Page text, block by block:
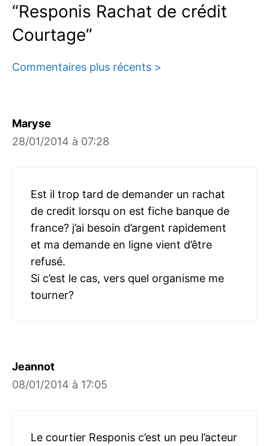
“Responis Rachat de crédit
Courtage”
Navigation
commentaires
Commentaires plus récents >
Maryse
28/01/2014 à 07:28
Est il trop tard de demander un rachat
de credit lorsqu on est fiche banque de
france? j’ai besoin d’argent rapidement
et ma demande en ligne vient d’être
refusé.
Si c’est le cas, vers quel organisme me
tourner?
Jeannot
08/01/2014 à 17:05
Le courtier Responis c’est un peu l’acteur